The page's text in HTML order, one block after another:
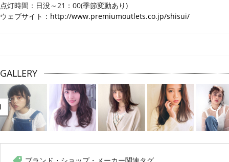
点灯時間：日没～21：00(季節変動あり)
ウェブサイト： http://www.premiumoutlets.co.jp/shisui/
GALLERY